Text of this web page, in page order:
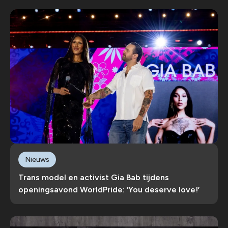
Trans model en activist Gia Bab tijdens
openingsavond WorldPride: ‘You deserve love!’
Nieuws